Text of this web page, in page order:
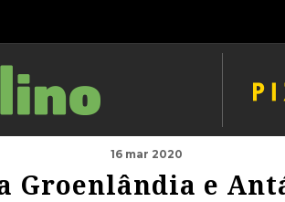
16 mar 2020
Groenlândia e